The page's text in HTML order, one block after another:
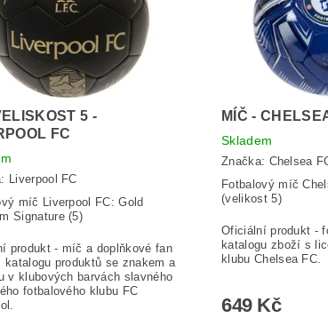
5 -
FC
Liverpool FC
míč Liverpool FC: Gold
Signature (5)
produkt - míč a doplňkové fan
katalogu produktů se znakem a
v klubových barvách slavného
fotbalového klubu FC
MÍČ -
Skladem
Značka: Chelsea
Fotbalový míč
(velikost 5)
Oficiální produkt -
katalogu zboží s
klubu Chelsea FC.
649 Kč